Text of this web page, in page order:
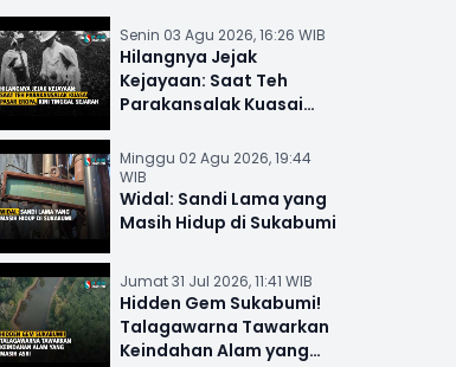
Senin 03 Agu 2026, 16:26 WIB
Hilangnya Jejak
Kejayaan: Saat Teh
Parakansalak Kuasai
Sejarah
Minggu 02 Agu 2026, 19:44
WIB
Widal: Sandi Lama yang
Masih Hidup di Sukabumi
Jumat 31 Jul 2026, 11:41 WIB
Hidden Gem Sukabumi!
Talagawarna Tawarkan
Keindahan Alam yang